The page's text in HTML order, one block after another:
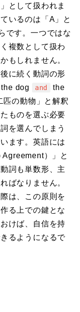
として扱われま
いるのは「A」と
です。一つではな
複数として扱わ
もしれません。
に続く動詞の形
the dog and
the
匹の動物」と解釈
ものを選ぶ必要
を選んでしまう
ます。英語には
Agreement）」と
詞も単数形、主
ばなりません。
は、この原則を
る上での鍵とな
けば、自信を持
るようになるで